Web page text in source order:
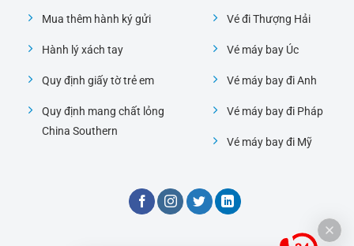
Mua thêm hành ký gửi
Hành lý xách tay
Quy định giấy tờ trẻ em
Quy định mang chất lỏng
China Southern
Vé đi Thượng Hải
Vé máy bay Úc
Vé máy bay đi Anh
Vé máy bay đi Pháp
Vé máy bay đi Mỹ